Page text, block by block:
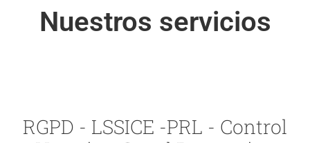
Nuestros servicios
RGPD - LSSICE -PRL - Control